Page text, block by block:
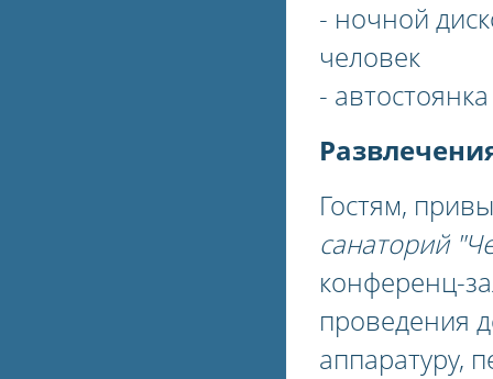
- ночной
человек
- автостоянка
Гостям,
санаторий
конференц-
проведения
аппаратуру,